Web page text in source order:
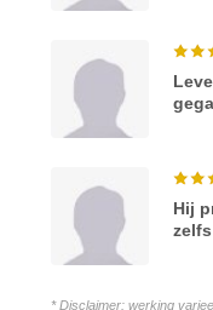
Hij
* Disclaimer: werking